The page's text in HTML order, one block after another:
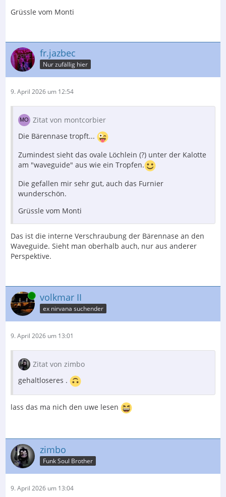
Grüssle vom Monti
fr.jazbec
Nur zufällig hier
9. April 2026 um 12:54
Zitat von montcorbier
Die Bärennase tropft...
Zumindest sieht das ovale Löchlein (?) unter der Kalotte
am "waveguide" aus wie ein Tropfen.
Die gefallen mir sehr gut, auch das Furnier
wunderschön.
Grüssle vom Monti
Das ist die interne Verschraubung der Bärennase an den
Waveguide. Sieht man oberhalb auch, nur aus anderer
Perspektive.
Online volkmar II
ex nirvana suchender
9. April 2026 um 13:01
Zitat von zimbo
gehaltloseres .
lass das ma nich den uwe lesen
zimbo
Funk Soul Brother
9. April 2026 um 13:04